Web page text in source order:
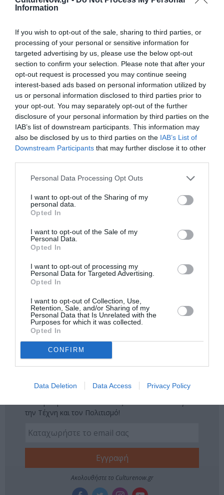
Information
If you wish to opt-out of the sale, sharing to third parties, or
processing of your personal or sensitive information for
targeted advertising by us, please use the below opt-out
section to confirm your selection. Please note that after your
opt-out request is processed you may continue seeing
interest-based ads based on personal information utilized by
us or personal information disclosed to third parties prior to
your opt-out. You may separately opt-out of the further
disclosure of your personal information by third parties on the
IAB’s list of downstream participants. This information may
also be disclosed by us to third parties on the IAB’s List of
Downstream Participants that may further disclose it to other
Personal Data Processing Opt Outs
I want to opt-out of the Sharing of my
personal data.
Opted In
I want to opt-out of the Sale of my
Personal Data.
Opted In
I want to opt-out of processing my
Personal Data for Targeted Advertising.
Opted In
I want to opt-out of Collection, Use,
Retention, Sale, and/or Sharing of my
Personal Data that Is Unrelated with the
Purposes for which it was collected.
Opted In
CONFIRM
Data Deletion Data Access Privacy Policy
Τοποθεσία:
Θέατρο Αθήναιον, Βασιλίσσης Όλγας 35, Θεσσαλονίκη
Θέατρο Αθήναιον
Eισιτήρια:
Κανονικό €12 - Ομάδες 10 ατόμων και άνω: €9
Προπώληση:
Viva.gr
Πληροφορίες / Κρατήσεις:
|facebook.com/OlaAytaTaYperohaPragmata
Ακολουθήστε το Culturenow.gr στο Google News
μάθετε πρώτοι όλες τις ειδήσεις
Δείτε όλα τατελευταία νέα
για την Τέχνη και τον
Πολιτισμό στο
Νέοι Διαγωνισμοί❯
Tags
ΔΡΑΜΑ - ΚΟΙΝΩΝΙΚΟ - ΣΥΓΧΡΟΝΟ
ΘΕΑΤΡΙΚΕΣ ΠΑΡΑΣΤΑΣΕΙΣ 2017 - 2018
ΘΕΑΤΡΟ ΑΘΗΝΑΙΟΝ
ΙΟΛΗ ΑΝΔΡΕΑΔΗ
ΜΕΛΙΝΑ ΘΕΟΧΑΡΙΔΟΥ
Newsletter
την Τέχνη και τον Πολιτισμό!
Ακολουθήστε το Culturenow.gr